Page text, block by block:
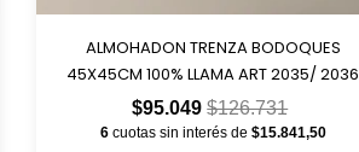
ALMOHADON TRENZA BODOQUES
45X45CM 100% LLAMA ART 2035/ 2036
$95.049$126.731
6 cuotas sin interés de $15.841,50